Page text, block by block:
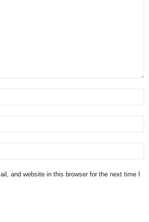
and website in this browser for the next time I